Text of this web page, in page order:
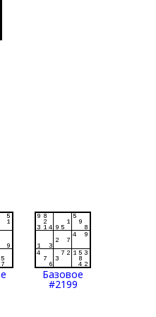
Базовое
#2199